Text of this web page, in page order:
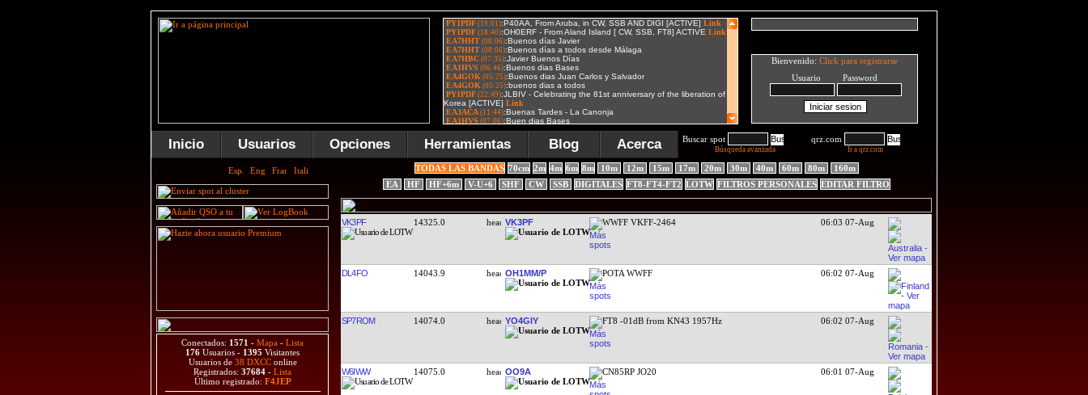
Bienvenido: Click para registrarse
Usuario Password
Inicio Usuarios Opciones Herramientas Blog Acerca Buscar spot
Búsqueda avanzada
qrz.com
Ir a qrz.com
Conectados: 1571 - Mapa - Lista
176 Usuarios - 1395 Visitantes
Usuarios de 38 DXCConline
Registrados: 37684 - Lista
Último registrado: F4JEP
TODAS LAS BANDAS 70cm 2m 4m 6m 8m 10m 12m 15m 17m 20m 30m 40m 60m 80m
160m
EA
HF HF+6m V-U+6 SHF CW SSB DIGITALES FT8-FT4-FT2 LOTW FILTROS PERSONALES EDITAR FILTRO
VK3PF 14325.0 VK3PF WWFF VKFF-2464 06:03 07-Aug
DL4FO 14043.9 OH1MM/P POTA WWFF 06:02 07-Aug
SP7ROM 14074.0 YO4GIY FT8 -01dB from KN43 1957Hz 06:02 07-Aug
W6IWW 14075.0 OO9A CN85RP JO20 06:01 07-Aug